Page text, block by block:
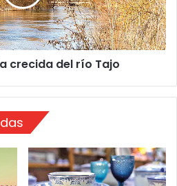
crecida del río Tajo